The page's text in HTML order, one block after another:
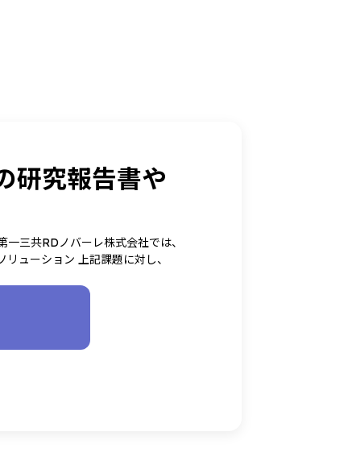
研究報告書や
三共RDノバーレ株式会社では、
ューション 上記課題に対し、